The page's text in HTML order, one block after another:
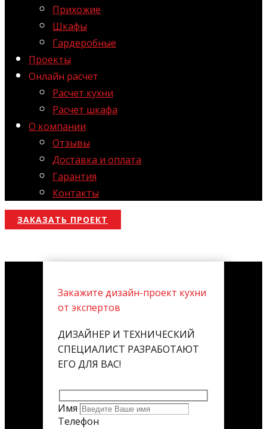
Прихожие
Шкафы
Гардеробные
Проекты
Онлайн расчет
Расчет кухни
Расчет шкафа
О компании
Отзывы
Доставка и оплата
Гарантия
Контакты
ЗАКАЗАТЬ ПРОЕКТ
Закажите дизайн-проект кухни
от экспертов
ДИЗАЙНЕР И ТЕХНИЧЕСКИЙ
СПЕЦИАЛИСТ РАЗРАБОТАЮТ
ЕГО ДЛЯ ВАС!
Имя
Телефон